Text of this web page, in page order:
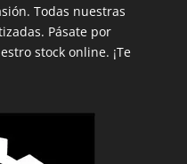
Todas nuestras
Pásate por
stock online. ¡Te